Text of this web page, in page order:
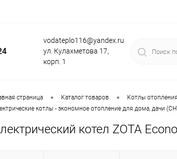
vodateplo116@yandex.ru
ул. Кулахметова 17,
корп. 1
страница • Каталог товаров • Котлы
котлы - экономное отопление для дома, дачи
котел ZOTA